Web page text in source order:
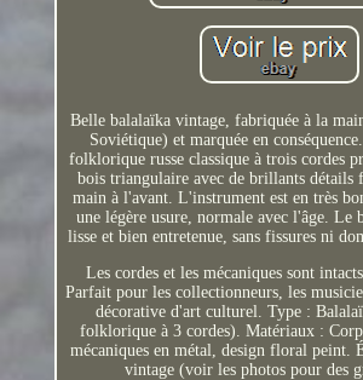
Belle balalaïka vintage, fabriquée à la
Soviétique) et marquée en
folklorique russe classique à trois cordes
bois triangulaire avec de brillants détails
main à l'avant. L'instrument est en très
une légère usure, normale avec l'âge. Le
lisse et bien entretenue, sans fissures ni
Les cordes et les mécaniques sont
Parfait pour les collectionneurs, les
décorative d'art culturel. Type :
folklorique à 3 cordes). Matériaux :
mécaniques en métal, design floral peint.
vintage (voir les photos pour des